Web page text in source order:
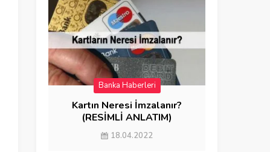
Banka Haberleri
FAYDALI BİLGİLER
Kartın Neresi İmzalanır?
(RESİMLİ ANLATIM)
18.04.2022